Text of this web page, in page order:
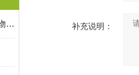
重点推荐丨高灵敏度肾损伤标志物α1-MG配对抗体！ 补充说明：